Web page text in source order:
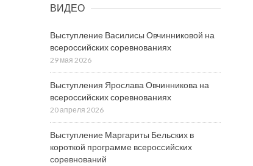
ВИДЕО
Выступление Василисы Овчинниковой на
всероссийских соревнованиях
29 мая 2026
Выступления Ярослава Овчинникова на
всероссийских соревнованиях
20 апреля 2026
Выступление Маргариты Бельских в
короткой программе всероссийских
соревнований